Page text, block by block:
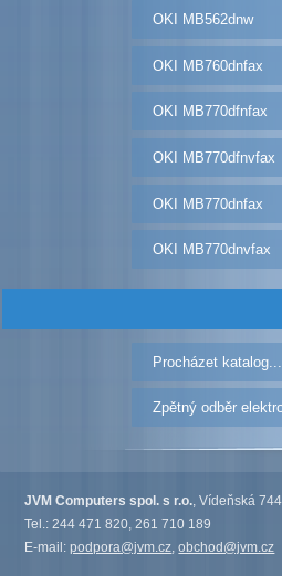
OKI MB562dnw
OKI MB760dnfax
OKI MB770dfnfax
OKI MB770dfnvfax
OKI MB770dnfax
OKI MB770dnvfax
Procházet katalog...
Zpětný odběr
JVM Computers spol. s r.o., Vídeňská
Tel.: 244 471 820, 261 710 189
E-mail:podpora@jvm.cz,obchod@jvm.cz